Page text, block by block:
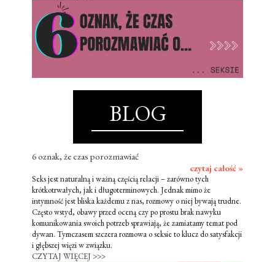
BLOG
6 oznak, że czas porozmawiać
czytaj całość »
Seks jest naturalną i ważną częścią relacji – zarówno tych
krótkotrwałych, jak i długoterminowych. Jednak mimo że
intymność jest bliska każdemu z nas, rozmowy o niej bywają trudne.
Często wstyd, obawy przed oceną czy po prostu brak nawyku
komunikowania swoich potrzeb sprawiają, że zamiatamy temat pod
dywan. Tymczasem szczera rozmowa o seksie to klucz do satysfakcji
i głębszej więzi w związku.
CZYTAJ WIĘCEJ >>>